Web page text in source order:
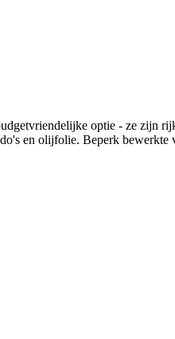
optie - ze zijn
en olijfolie. Beperk